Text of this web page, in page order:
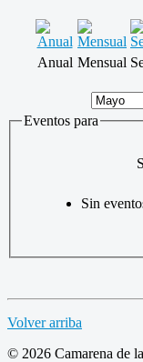
Anual Mensual
Eventos para
Sin
Volver arriba
© 2026 Camarena de